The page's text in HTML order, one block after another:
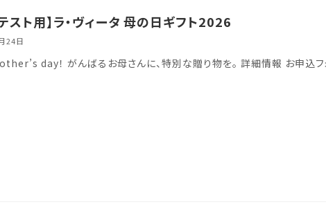
スト用】ラ・ヴィータ 母の日ギフト2026
24日
day！ がんばるお母さんに、特別な贈り物を。 詳細情報 お申込